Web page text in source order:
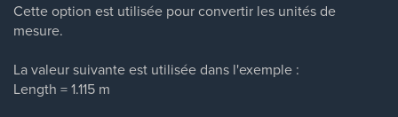
Cette option est utilisée pour convertir les unités de
mesure.
La valeur suivante est utilisée dans l'exemple :
Length = 1.115 m